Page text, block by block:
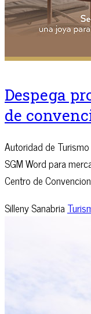
Despega
de
Autoridad de
SGM Word para
Centro de
Silleny Sanabria